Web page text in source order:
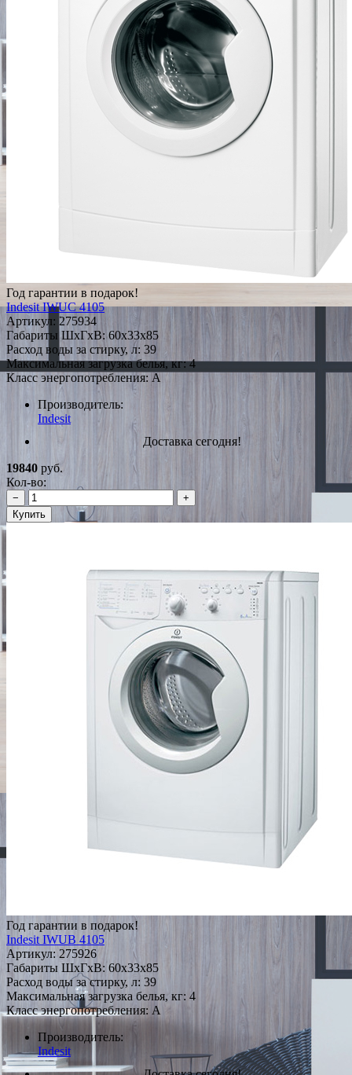
Год гарантии в подарок!
Indesit IWUC 4105
Артикул: 275934
Габариты ШxГxВ: 60x33x85
Расход воды за стирку, л: 39
Максимальная загрузка белья, кг: 4
Класс энергопотребления: A
Производитель:
Indesit
Доставка сегодня!
19840 руб.
Кол-во:
−
+
Купить
Год гарантии в подарок!
Indesit IWUB 4105
Артикул: 275926
Габариты ШxГxВ: 60x33x85
Расход воды за стирку, л: 39
Максимальная загрузка белья, кг: 4
Класс энергопотребления: A
Производитель:
Indesit